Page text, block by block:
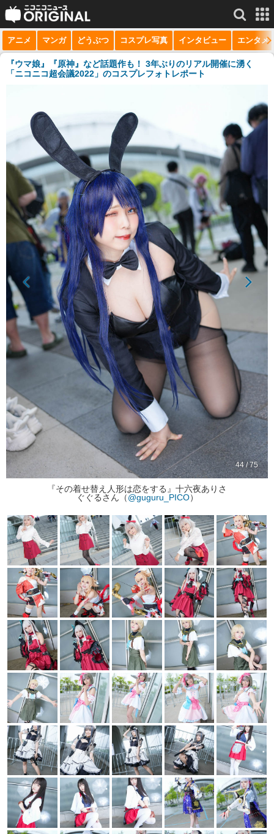
サービス一覧 もっと見る
niconico
生放送
ニュース
チャンネル
マンガ
ニコニコQ
アニメ マンガ どうぶつ コスプレ写真 インタビュー エンタメ
『ウマ娘』『原神』など話題作も！ 3年ぶりのリアル開催に湧く
「ニコニコ超会議2022」のコスプレフォトレポート
44 / 75
『その着せ替え人形は恋をする』十六夜ありさ
ぐぐるさん（@guguru_PICO）